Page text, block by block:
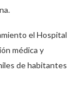
el Hospital
médica y
de habitantes